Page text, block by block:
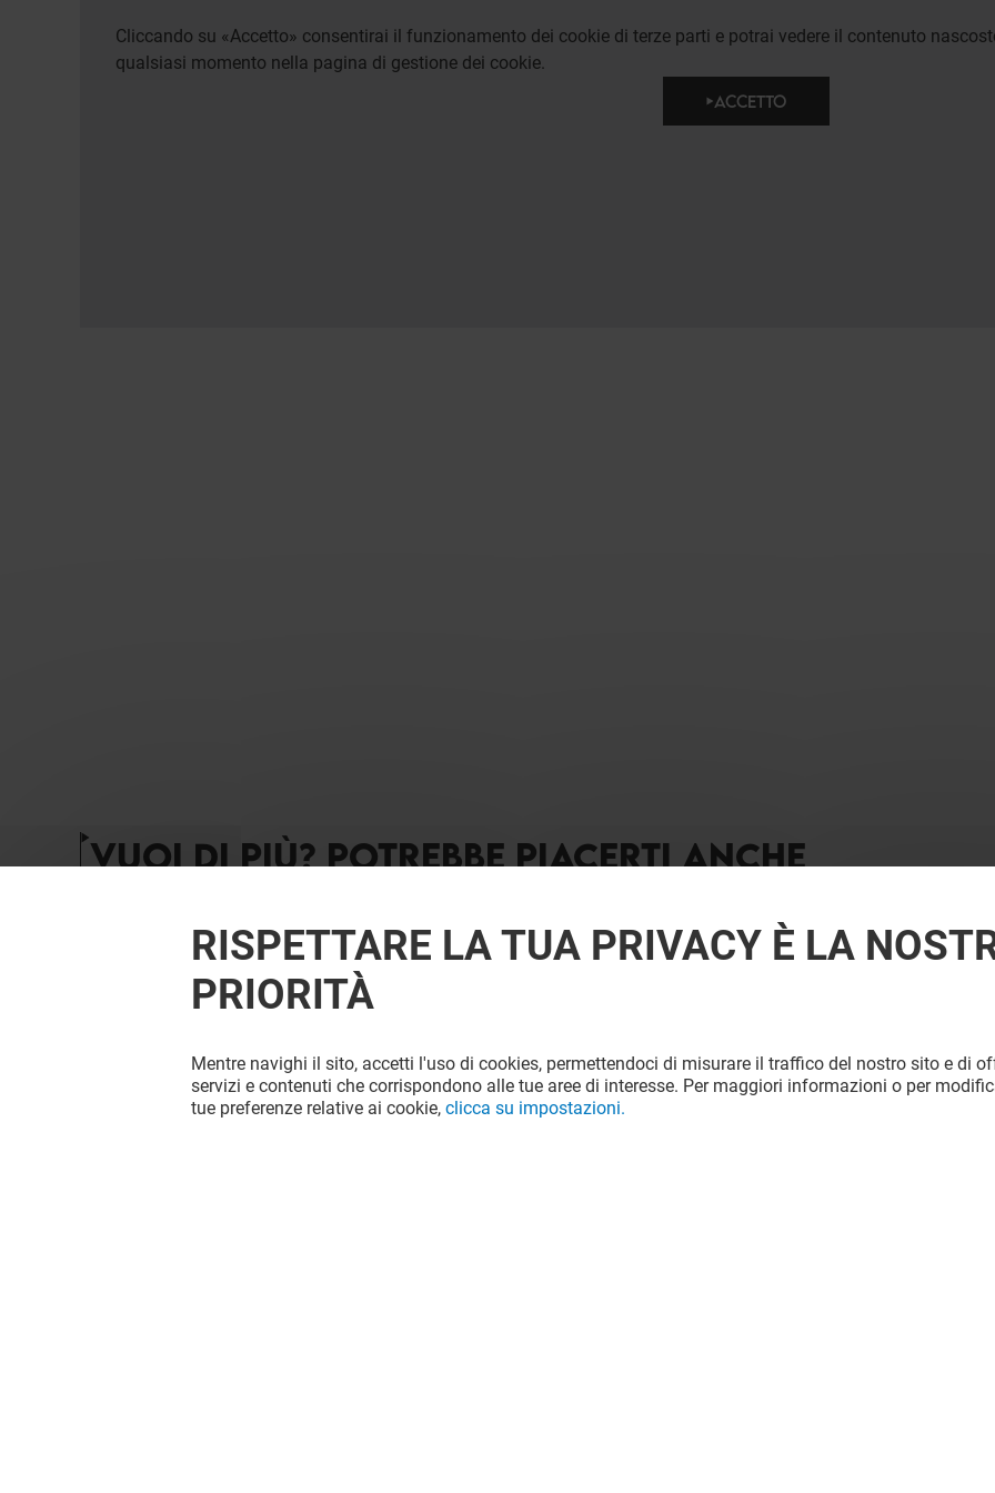
Cliccando su «Accetto» consentirai il funzionamento dei cookie di terze parti e potrai vedere il contenuto
qualsiasi momento nella pagina di gestione dei cookie.
ACCETTO
VUOI DI PIÙ? POTREBBE PIACERTI ANCHE
RISPETTARE LA TUA PRIVACY È LA
PRIORITÀ
Mentre navighi il sito, accetti l'uso di cookies, permettendoci di misurare il traffico del nostro sito e di
servizi e contenuti che corrispondono alle tue aree di interesse. Per maggiori informazioni o per
tue preferenze relative ai cookie, clicca su impostazioni.